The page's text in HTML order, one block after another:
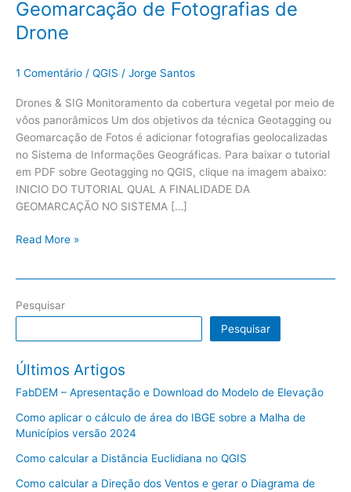
Geomarcação de Fotografias de
Drone
1 Comentário / QGIS / Jorge Santos
Drones & SIG Monitoramento da cobertura vegetal por meio de
vôos panorâmicos Um dos objetivos da técnica Geotagging ou
Geomarcação de Fotos é adicionar fotografias geolocalizadas
no Sistema de Informações Geográficas. Para baixar o tutorial
em PDF sobre Geotagging no QGIS, clique na imagem abaixo:
INICIO DO TUTORIAL QUAL A FINALIDADE DA
GEOMARCAÇÃO NO SISTEMA […]
Read More »
Pesquisar
Pesquisar
Últimos Artigos
FabDEM – Apresentação e Download do Modelo de Elevação
Como aplicar o cálculo de área do IBGE sobre a Malha de
Municípios versão 2024
Como calcular a Distância Euclidiana no QGIS
Como calcular a Direção dos Ventos e gerar o Diagrama de